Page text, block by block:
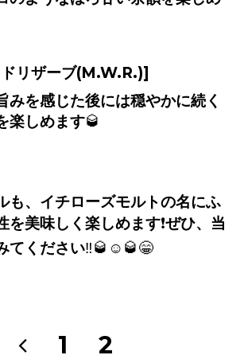
リザーブ(M.W.R.)]
みを感じた後には穏やかに続く
楽しめます🥃
も、イチローズモルトの名にふ
を美味しく楽しめます❗️ぜひ、当
てください‼️🥃☺️🥃😁
1 2